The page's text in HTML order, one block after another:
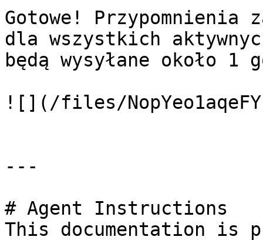
Gotowe! Przypomnienia
dla wszystkich
będą wysyłane około
![](/files/
---
# Agent Instructions
This documentation is